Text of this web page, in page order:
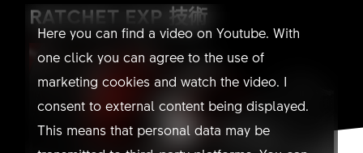
Here you can find a video on Youtube. With
one click you can agree to the use of
marketing cookies and watch the video. I
consent to external content being displayed.
This means that personal data may be
RATCHET EXP 技術